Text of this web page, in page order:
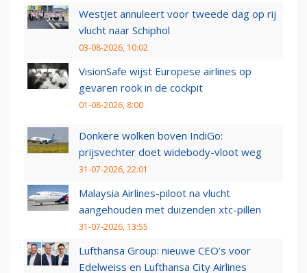
WestJet annuleert voor tweede dag op rij
vlucht naar Schiphol
03-08-2026, 10:02
VisionSafe wijst Europese airlines op
gevaren rook in de cockpit
01-08-2026, 8:00
Donkere wolken boven IndiGo:
prijsvechter doet widebody-vloot weg
31-07-2026, 22:01
Malaysia Airlines-piloot na vlucht
aangehouden met duizenden xtc-pillen
31-07-2026, 13:55
Lufthansa Group: nieuwe CEO’s voor
Edelweiss en Lufthansa City Airlines